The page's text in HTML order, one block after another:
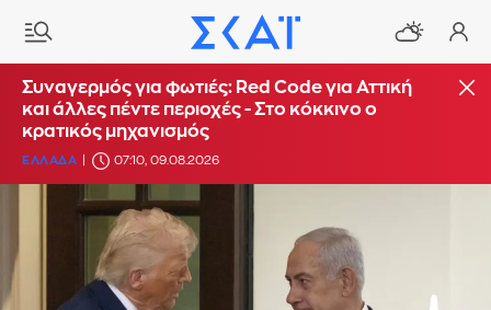
Συναγερμός για φωτιές: Red Code για Αττική
και άλλες πέντε περιοχές - Στο κόκκινο ο
κρατικός μηχανισμός
ΕΛΛΑΔΑ 07:10, 09.08.2026